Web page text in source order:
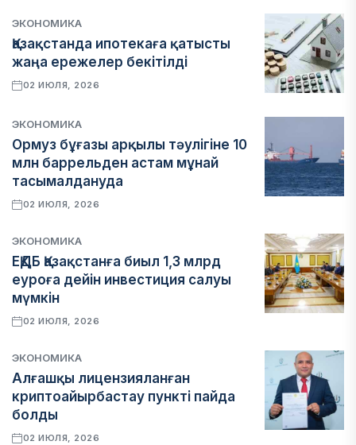
ЭКОНОМИКА
Қазақстанда ипотекаға қатысты
жаңа ережелер бекітілді
02 ИЮЛЯ, 2026
ЭКОНОМИКА
Ормуз бұғазы арқылы тәулігіне 10
млн баррельден астам мұнай
тасымалдануда
02 ИЮЛЯ, 2026
ЭКОНОМИКА
ЕҚДБ Қазақстанға биыл 1,3 млрд
еуроға дейін инвестиция салуы
мүмкін
02 ИЮЛЯ, 2026
ЭКОНОМИКА
Алғашқы лицензияланған
криптоайырбастау пункті пайда
болды
02 ИЮЛЯ, 2026